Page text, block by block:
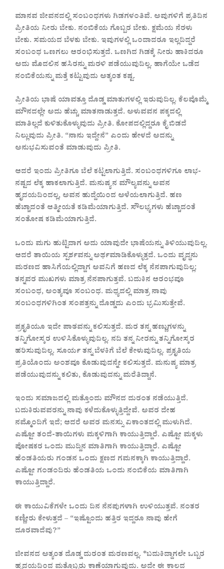
ಮಾನವ ಜೀವನದಲ್ಲಿ ಸಂಬಂಧಗಳು ಗಿಡಗಳಂತಿವೆ. ಅವುಗಳಿಗೆ ಪ್ರತಿದಿನ
ಪ್ರೀತಿಯ ನೀರು ಬೇಕು. ನಂಬಿಕೆಯ ಗೊಬ್ಬರ ಬೇಕು. ಕ್ಷಮೆಯ ನೆರಳು
ಬೇಕು. ಸಮಯದ ಬೆಳಕು ಬೇಕು. ಇವುಗಳಲ್ಲಿ ಒಂದಾದರೂ ಇಲ್ಲದಿದ್ದರೆ
ಸಂಬಂಧ ಒಣಗಲು ಆರಂಭಿಸುತ್ತದೆ. ಒಣಗಿದ ಗಿಡಕ್ಕೆ ನೀರು ಹಾಕಿದರೂ
ಅದು ಮೊದಲಿನ ಹಸಿರನ್ನು ಮರಳಿ ಪಡೆಯುವುದಿಲ್ಲ. ಹಾಗೆಯೇ ಒಡೆದ
ನಂಬಿಕೆಯನ್ನು ಮತ್ತೆ ಕಟ್ಟುವುದು ಅತ್ಯಂತ ಕಷ್ಟ.
ಪ್ರೀತಿಯ ಭಾಷೆ ಯಾವತ್ತೂ ದೊಡ್ಡ ಮಾತುಗಳಲ್ಲಿ ಇರುವುದಿಲ್ಲ. ಕೆಲವೊಮ್ಮೆ
ಮೌನದಲ್ಲೇ ಅದು ಹೆಚ್ಚು ಮಾತನಾಡುತ್ತದೆ. ಅಳುವವನ ಪಕ್ಕದಲ್ಲಿ
ಮಾತಿಲ್ಲದೆ ಕುಳಿತುಕೊಳ್ಳುವುದು ಪ್ರೀತಿ. ಕೋಪದಲ್ಲಿದ್ದರೂ ಕೈ ಬಿಡದೆ
ನಿಲ್ಲುವುದು ಪ್ರೀತಿ. “ನಾನು ಇದ್ದೇನೆ” ಎಂದು ಹೇಳದೆ ಅದನ್ನು
ಅನುಭವಿಸುವಂತೆ ಮಾಡುವುದು ಪ್ರೀತಿ.
ಆದರೆ ಇಂದು ಪ್ರೀತಿಗೂ ಬೆಲೆ ಕಟ್ಟಲಾಗುತ್ತಿದೆ. ಸಂಬಂಧಗಳಿಗೂ ಲಾಭ-
ನಷ್ಟದ ಲೆಕ್ಕ ಹಾಕಲಾಗುತ್ತಿದೆ. ಮನುಷ್ಯನ ಮೌಲ್ಯವನ್ನು ಅವನ
ಹೃದಯದಿಂದಲ್ಲ, ಅವನ ಹುದ್ದೆಯಿಂದ ಅಳೆಯಲಾಗುತ್ತಿದೆ. ಹಣ
ಹೆಚ್ಚಾದಂತೆ ಆತ್ಮೀಯತೆ ಕಡಿಮೆಯಾಗುತ್ತಿದೆ. ಸೌಲಭ್ಯಗಳು ಹೆಚ್ಚಾದಂತೆ
ಸಂತೋಷ ಕಡಿಮೆಯಾಗುತ್ತಿದೆ.
ಒಂದು ಮಗು ಹುಟ್ಟಿದಾಗ ಅದು ಯಾವುದೇ ಭಾಷೆಯನ್ನು ತಿಳಿಯುವುದಿಲ್ಲ.
ಆದರೆ ತಾಯಿಯ ಸ್ಪರ್ಶವನ್ನು ಅರ್ಥಮಾಡಿಕೊಳ್ಳುತ್ತದೆ. ಒಂದು ವೃದ್ಧನು
ಮರಣದ ಹಾಸಿಗೆಯಲ್ಲಿದ್ದಾಗ ಅವನಿಗೆ ಹಣದ ಲೆಕ್ಕ ನೆನಪಾಗುವುದಿಲ್ಲ;
ತನ್ನವರ ಮುಖಗಳು ಮಾತ್ರ ನೆನಪಾಗುತ್ತವೆ. ಬದುಕಿನ ಆರಂಭವೂ
ಸಂಬಂಧ, ಅಂತ್ಯವೂ ಸಂಬಂಧ. ಮಧ್ಯದಲ್ಲಿ ಮಾತ್ರ ನಾವು
ಸಂಬಂಧಗಳಿಗಿಂತ ಸಂಪತ್ತನ್ನು ದೊಡ್ಡದು ಎಂದು ಭ್ರಮಿಸುತ್ತೇವೆ.
ಪ್ರಕೃತಿಯೂ ಇದೇ ಪಾಠವನ್ನು ಕಲಿಸುತ್ತದೆ. ಮರ ತನ್ನ ಹಣ್ಣುಗಳನ್ನು
ತನ್ನಿಗೋಸ್ಕರ ಉಳಿಸಿಕೊಳ್ಳುವುದಿಲ್ಲ. ನದಿ ತನ್ನ ನೀರನ್ನು ತನ್ನಿಗೋಸ್ಕರ
ಹರಿಸುವುದಿಲ್ಲ. ಸೂರ್ಯ ತನ್ನ ಬೆಳಕಿಗೆ ಬೆಲೆ ಕೇಳುವುದಿಲ್ಲ. ಪ್ರಕೃತಿಯ
ಪ್ರತಿಯೊಂದು ಅಂಶವೂ ಕೊಡುವುದನ್ನೇ ಕಲಿಸುತ್ತದೆ. ಮನುಷ್ಯ ಮಾತ್ರ
ಪಡೆಯುವುದನ್ನು ಕಲಿತು, ಕೊಡುವುದನ್ನು ಮರೆತಿದ್ದಾನೆ.
ಇಂದು ಸಮಾಜದಲ್ಲಿ ಮತ್ತೊಂದು ಮೌನದ ದುರಂತ ನಡೆಯುತ್ತಿದೆ.
ಬದುಕಿರುವವರನ್ನು ನಾವು ಕಳೆದುಕೊಳ್ಳುತ್ತಿದ್ದೇವೆ. ಅವರ ದೇಹ
ನಮ್ಮೊಂದಿಗೆ ಇದೆ; ಆದರೆ ಅವರ ಮನಸ್ಸು ಏಕಾಂತದಲ್ಲಿ ಮುಳುಗಿದೆ.
ಎಷ್ಟೋ ತಂದೆ-ತಾಯಿಗಳು ಮಕ್ಕಳಿಗಾಗಿ ಕಾಯುತ್ತಿದ್ದಾರೆ. ಎಷ್ಟೋ ಮಕ್ಕಳು
ಪೋಷಕರ ಒಂದು ಮುದ್ದಿನ ಮಾತಿಗಾಗಿ ಕಾಯುತ್ತಿದ್ದಾರೆ. ಎಷ್ಟೋ
ಹೆಂಡತಿಯರು ಗಂಡನ ಒಂದು ಕ್ಷಣದ ಗಮನಕ್ಕಾಗಿ ಕಾಯುತ್ತಿದ್ದಾರೆ.
ಎಷ್ಟೋ ಗಂಡಂದಿರು ಹೆಂಡತಿಯ ಒಂದು ನಂಬಿಕೆಯ ಮಾತಿಗಾಗಿ
ಕಾಯುತ್ತಿದ್ದಾರೆ.
ಈ ಕಾಯುವಿಕೆಗಳೇ ಒಂದು ದಿನ ನೆನಪುಗಳಾಗಿ ಉಳಿಯುತ್ತವೆ. ನಂತರ
ಕಣ್ಣೀರು ಕೇಳುತ್ತದೆ – “ಇಷ್ಟೊಂದು ಹತ್ತಿರ ಇದ್ದರೂ ನಾವು ಹೇಗೆ
ದೂರವಾದೆವು?”
ಜೀವನದ ಅತ್ಯಂತ ದೊಡ್ಡ ದುರಂತ ಮರಣವಲ್ಲ. *ಬದುಕಿದ್ದಾಗಲೇ ಒಬ್ಬರ